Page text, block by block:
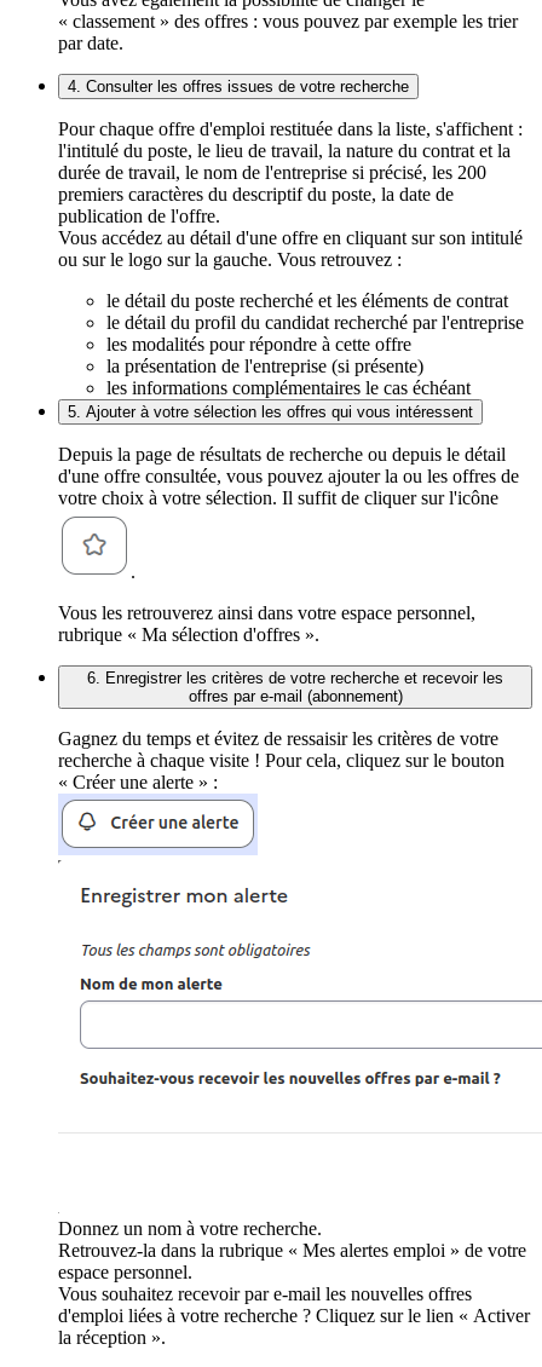
« classement » des offres : vous pouvez par exemple les trier
par date.
4. Consulter les offres issues de votre recherche
Pour chaque offre d'emploi restituée dans la liste, s'affichent :
l'intitulé du poste, le lieu de travail, la nature du contrat et la
durée de travail, le nom de l'entreprise si précisé, les 200
premiers caractères du descriptif du poste, la date de
publication de l'offre.
Vous accédez au détail d'une offre en cliquant sur son intitulé
ou sur le logo sur la gauche. Vous retrouvez :
le détail du poste recherché et les éléments de contrat
le détail du profil du candidat recherché par l'entreprise
les modalités pour répondre à cette offre
la présentation de l'entreprise (si présente)
les informations complémentaires le cas échéant
5. Ajouter à votre sélection les offres qui vous intéressent
Depuis la page de résultats de recherche ou depuis le détail
d'une offre consultée, vous pouvez ajouter la ou les offres de
votre choix à votre sélection. Il suffit de cliquer sur l'icône
.
Vous les retrouverez ainsi dans votre espace personnel,
rubrique « Ma sélection d'offres ».
6. Enregistrer les critères de votre recherche et recevoir les
offres par e-mail (abonnement)
Gagnez du temps et évitez de ressaisir les critères de votre
recherche à chaque visite ! Pour cela, cliquez sur le bouton
« Créer une alerte » :
Donnez un nom à votre recherche.
Retrouvez-la dans la rubrique « Mes alertes emploi » de votre
espace personnel.
Vous souhaitez recevoir par e-mail les nouvelles offres
d'emploi liées à votre recherche ? Cliquez sur le lien « Activer
la réception ».